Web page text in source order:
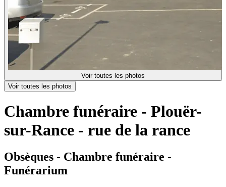
Voir toutes les photos
Voir toutes les photos
Chambre funéraire - Plouër-
sur-Rance - rue de la rance
Obsèques - Chambre funéraire -
Funérarium